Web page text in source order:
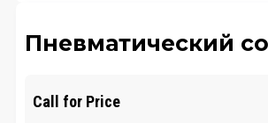
Пневматический
Call for Price